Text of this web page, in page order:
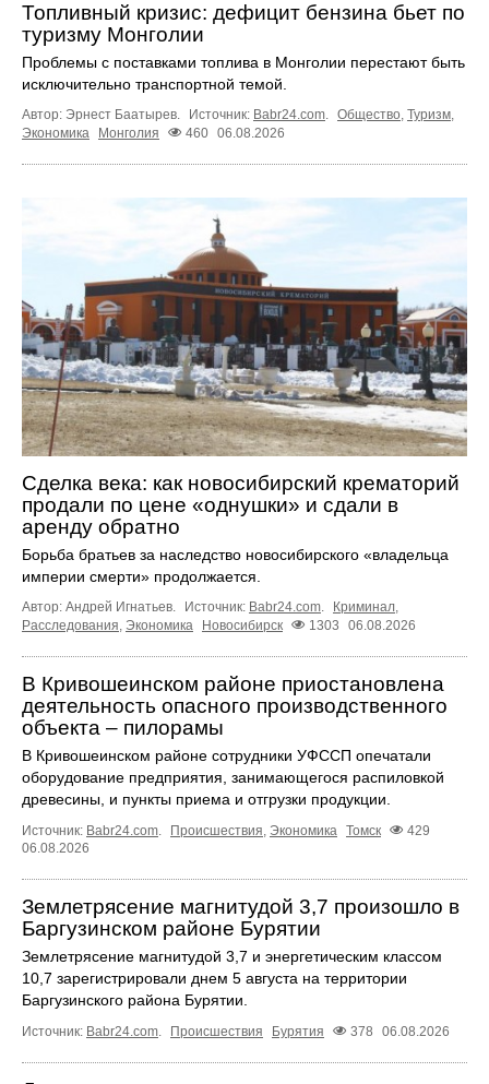
Топливный кризис: дефицит бензина бьет по
туризму Монголии
Проблемы с поставками топлива в Монголии перестают быть
исключительно транспортной темой.
Автор: Эрнест Баатырев. Источник: Babr24.com. Общество, Туризм,
Экономика
Монголия 460 06.08.2026
Сделка века: как новосибирский крематорий
продали по цене «однушки» и сдали в
аренду обратно
Борьба братьев за наследство новосибирского «владельца
империи смерти» продолжается.
Автор: Андрей Игнатьев. Источник: Babr24.com Криминал
Расследования, Экономика Новосибирск 1303 06.08.2026
В Кривошеинском районе приостановлена
деятельность опасного производственного
объекта – пилорамы
В Кривошеинском районе сотрудники УФССП опечатали
оборудование предприятия, занимающегося распиловкой
древесины, и пункты приема и отгрузки продукции.
Источник: Babr24.com. Происшествия, Экономика Томск
429
06.08.2026
Землетрясение магнитудой 3,7 произошло в
Баргузинском районе Бурятии
Землетрясение магнитудой 3,7 и энергетическим классом
10,7 зарегистрировали днем 5 августа на территории
Баргузинского района Бурятии.
Источник: Babr24.com. Происшествия Бурятия 378 06.08.2026